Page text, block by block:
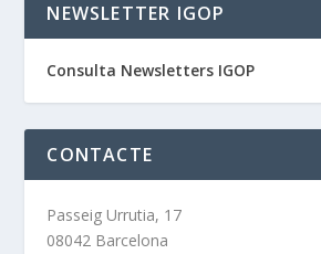
NEWSLETTER IGOP
Consulta Newsletters IGOP
CONTACTE
Passeig Urrutia, 17
08042 Barcelona